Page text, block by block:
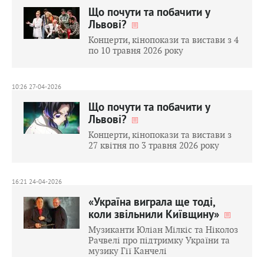
Що почути та побачити у
Львові?
Концерти, кінопокази та вистави з 4
по 10 травня 2026 року
10:26 27-04-2026
Що почути та побачити у
Львові?
Концерти, кінопокази та вистави з
27 квітня по 3 травня 2026 року
16:21 24-04-2026
«Україна виграла ще тоді,
коли звільнили Київщину»
Музиканти Юліан Мілкіс та Ніколоз
Рачвелі про підтримку України та
музику Гії Канчелі